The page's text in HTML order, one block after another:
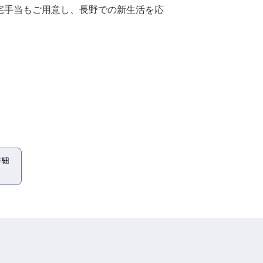
当もご用意し、長野での新生活を応